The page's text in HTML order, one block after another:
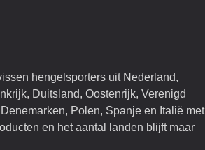
hengelsporters uit Nederland,
Duitsland, Oostenrijk, Verenigd
Polen, Spanje en Italië met
en het aantal landen blijft maar